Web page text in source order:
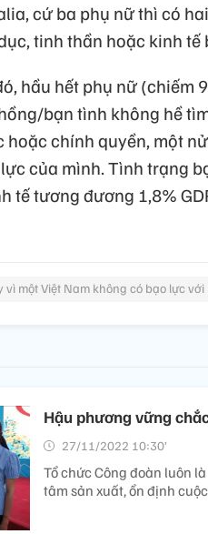
cứ ba phụ nữ thì có
tinh thần hoặc kinh tế
hầu hết phụ nữ (chiếm
bạn tình không hề
hoặc chính quyền, một
của mình. Tình trạng
tế tương đương 1,8%
vì một Việt Nam không có bạo lực
Hậu phương vững
27/11/2022 10:30’
Tổ chức Công đoàn luôn
tâm sản xuất, ổn định